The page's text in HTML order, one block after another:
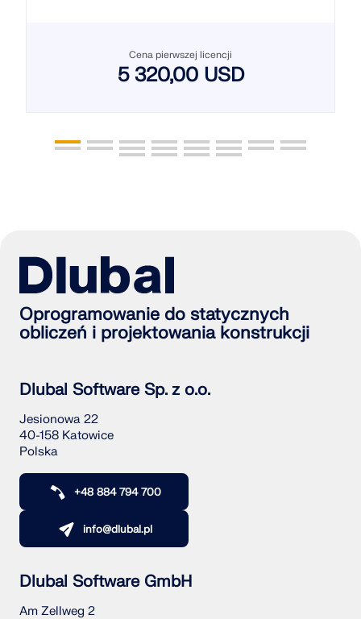
Cena pierwszej licencji
5 320,00 USD
Oprogramowanie do statycznych
obliczeń i projektowania konstrukcji
Dlubal Software Sp. z o.o.
Jesionowa 22
40-158 Katowice
Polska
+48 884 794 700
info@dlubal.pl
Dlubal Software GmbH
Am Zellweg 2